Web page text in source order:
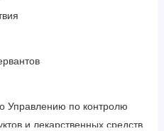
Управлению по контролю
и лекарственных средств